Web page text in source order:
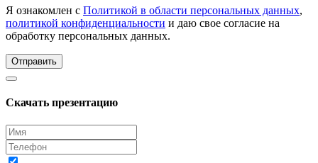
Я ознакомлен с Политикой в области персональных данных,
политикой конфиденциальности и даю свое согласие на
обработку персональных данных.
Отправить
Скачать презентацию